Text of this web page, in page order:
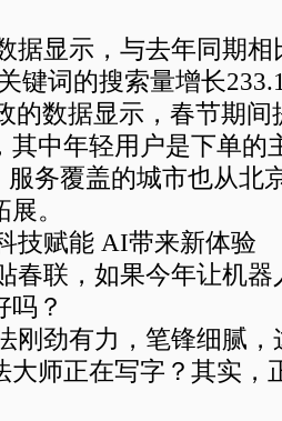
据显示，与去年同期
键词的搜索量增长
的数据显示，春节期间
其中年轻用户是下单的
服务覆盖的城市也从北
。
技赋能 AI带来新体验
春联，如果今年让机
吗？
刚劲有力，笔锋细腻
大师正在写字？其实，